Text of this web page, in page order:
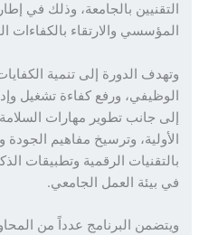
بالجامعة، وذلك في إطار
والارتقاء بالكفاءات المهنية
الدورة إلى تنمية الكفايات
ورفع كفاءة تشغيل وإدارة
جانب تطوير مهارات السلامة
وترسيخ مفاهيم الجودة
الرقمية وتطبيقات الذكاء
العمل الجامعي.
البرنامج عدداً من المحاور